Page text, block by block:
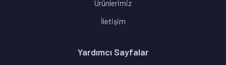
Ürünlerimiz
İletişim
Yardımcı Sayfalar